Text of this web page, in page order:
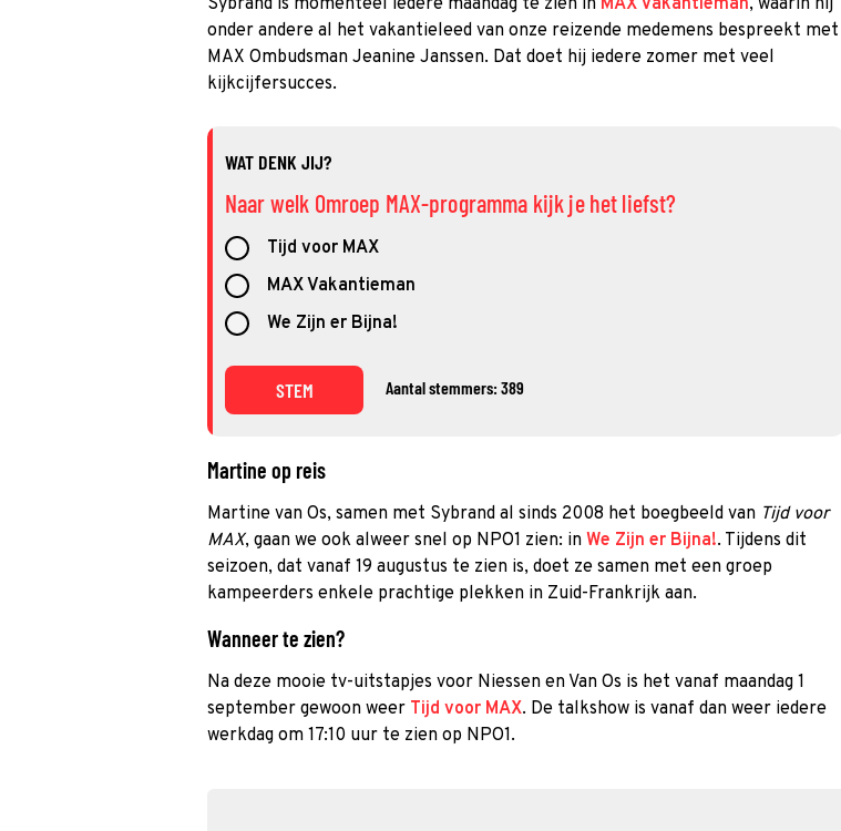
Sybrand is momenteel iedere maandag te zien in MAX Vakantieman, waarin hij
onder andere al het vakantieleed van onze reizende medemens bespreekt met
MAX Ombudsman Jeanine Janssen. Dat doet hij iedere zomer met veel
kijkcijfersucces.
WAT DENK JIJ?
Naar welk Omroep MAX-programma kijk je het liefst?
Tijd voor MAX
MAX Vakantieman
We Zijn er Bijna!
STEM Aantal stemmers: 389
Martine op reis
Martine van Os, samen met Sybrand al sinds 2008 het boegbeeld van Tijd voor
MAX, gaan we ook alweer snel op NPO1 zien: in We Zijn er Bijna!. Tijdens dit
seizoen, dat vanaf 19 augustus te zien is, doet ze samen met een groep
kampeerders enkele prachtige plekken in Zuid-Frankrijk aan.
Wanneer te zien?
Na deze mooie tv-uitstapjes voor Niessen en Van Os is het vanaf maandag 1
september gewoon weer Tijd voor MAX. De talkshow is vanaf dan weer iedere
werkdag om 17:10 uur te zien op NPO1.